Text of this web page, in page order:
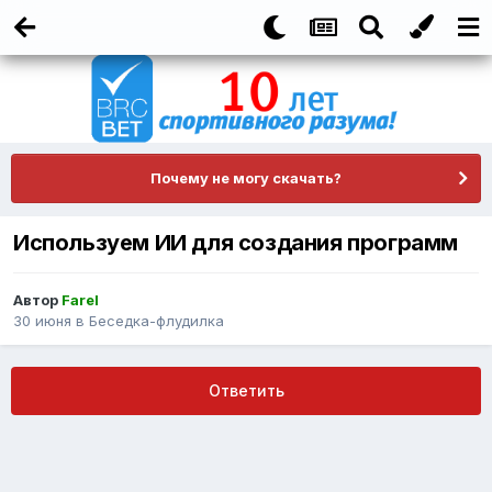
Почему не могу скачать?
Используем ИИ для создания программ
Автор Farel
30 июня в Беседка-флудилка
Ответить